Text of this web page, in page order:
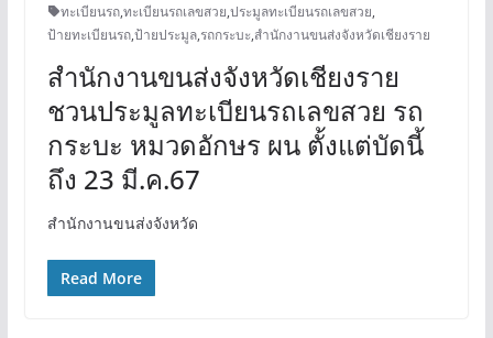
ทะเบียนรถ,ทะเบียนรถเลขสวย,ประมูลทะเบียนรถเลขสวย,
ป้ายทะเบียนรถ,ป้ายประมูล,รถกระบะ,สำนักงานขนส่งจังหวัดเชียงราย
สำนักงานขนส่งจังหวัดเชียงราย
ชวนประมูลทะเบียนรถเลขสวย รถ
กระบะ หมวดอักษร ผน ตั้งแต่บัดนี้
ถึง 23 มี.ค.67
สำนักงานขนส่งจังหวัด
Read More